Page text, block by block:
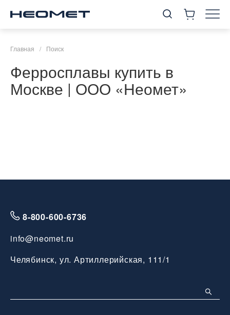
Главная / Поиск
Ферросплавы купить в
Москве | ООО «Неомет»
8-800-600-6736
info@neomet.ru
Челябинск, ул. Артиллерийская, 111/1